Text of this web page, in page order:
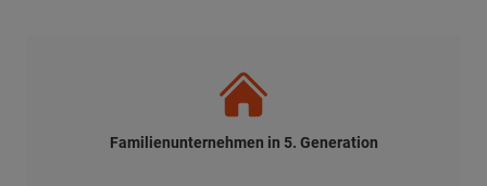
Familienunternehmen in 5. Generation